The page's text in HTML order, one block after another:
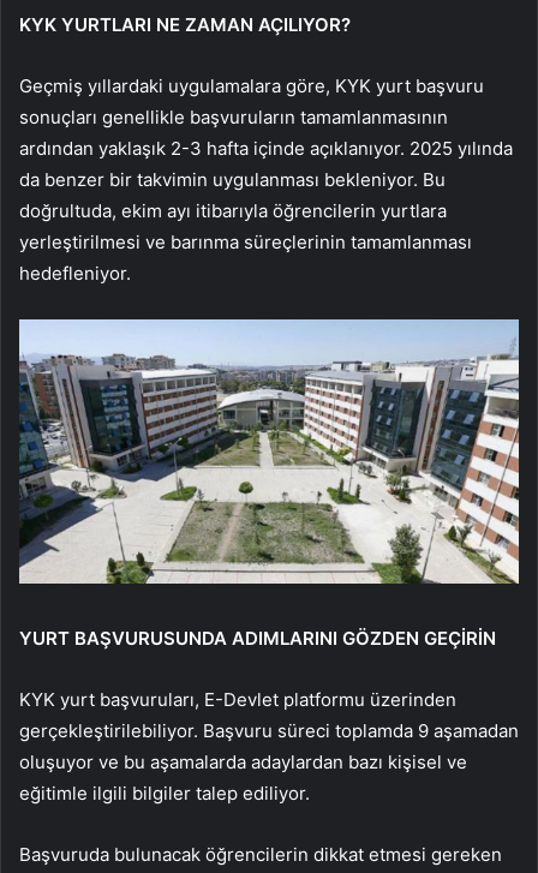
KYK YURTLARI NE ZAMAN AÇILIYOR?
Geçmiş yıllardaki uygulamalara göre, KYK yurt başvuru
sonuçları genellikle başvuruların tamamlanmasının
ardından yaklaşık 2-3 hafta içinde açıklanıyor. 2025 yılında
da benzer bir takvimin uygulanması bekleniyor. Bu
doğrultuda, ekim ayı itibarıyla öğrencilerin yurtlara
yerleştirilmesi ve barınma süreçlerinin tamamlanması
hedefleniyor.
YURT BAŞVURUSUNDA ADIMLARINI GÖZDEN GEÇİRİN
KYK yurt başvuruları, E-Devlet platformu üzerinden
gerçekleştirilebiliyor. Başvuru süreci toplamda 9 aşamadan
oluşuyor ve bu aşamalarda adaylardan bazı kişisel ve
eğitimle ilgili bilgiler talep ediliyor.
Başvuruda bulunacak öğrencilerin dikkat etmesi gereken